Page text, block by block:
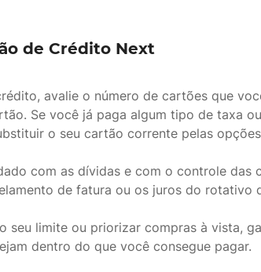
de Crédito Next
avalie o número de cartões que
Se você já paga algum tipo de taxa ou
o seu cartão corrente pelas opções
com as dívidas e com o controle das
de fatura ou os juros do rotativo
seu limite ou priorizar compras à vista,
dentro do que você consegue pagar.